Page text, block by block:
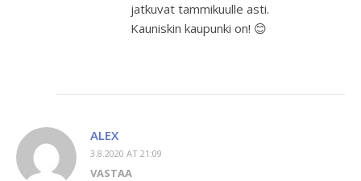
jatkuvat tammikuulle asti.
Kauniskin kaupunki on! 😊
ALEX
3.8.2020 AT 21:09
VASTAA